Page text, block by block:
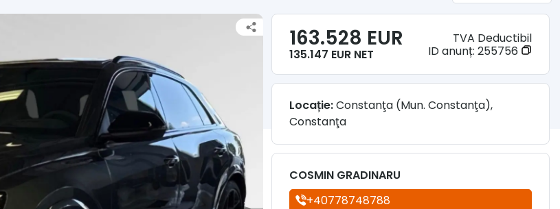
163.528 EUR
135.147 EUR NET
TVA Deductibil
ID anunț: 255756
Locație:Constanţa (Mun. Constanţa),
Constanţa
COSMIN GRADINARU
+40778748788